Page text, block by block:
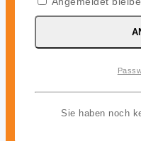
JOTUN
inkl. 19
Sie haben noch